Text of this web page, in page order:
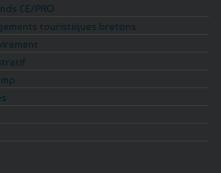
CE/PRO
touristiques bretons